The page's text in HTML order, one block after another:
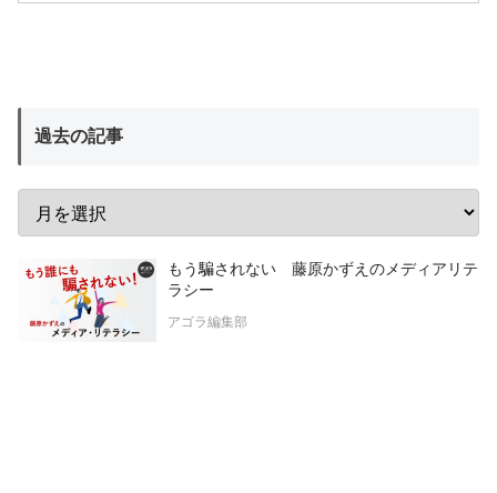
過去の記事
もう騙されない 藤原かずえのメディアリテ
ラシー
アゴラ編集部